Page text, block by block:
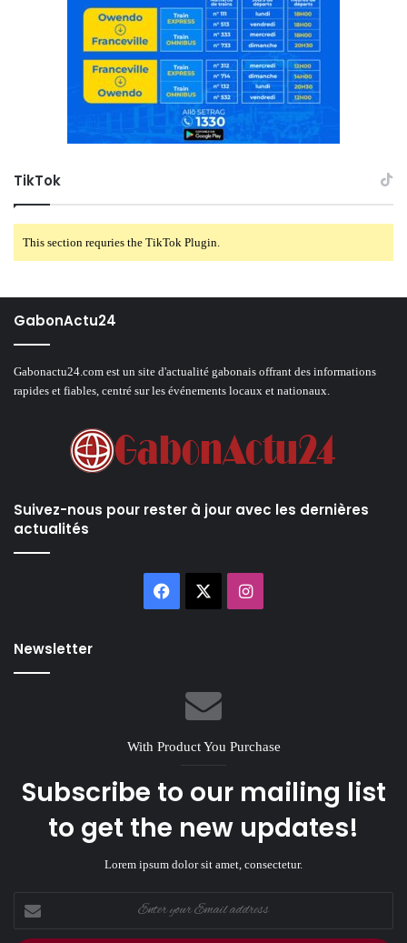
TikTok
This section requries the TikTok Plugin.
GabonActu24
Gabonactu24.com est un site d'actualité gabonais offrant des informations
rapides et fiables, centré sur les événements locaux et nationaux.
Suivez-nous pour rester à jour avec les dernières
actualités
Facebook Instagram
Newsletter
With Product You Purchase
Subscribe to our mailing list
to get the new updates!
Lorem ipsum dolor sit amet, consectetur.
your
Email